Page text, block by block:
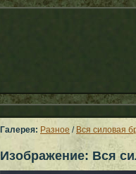
Галерея: Разное / Вся силовая
Изображение: Вся